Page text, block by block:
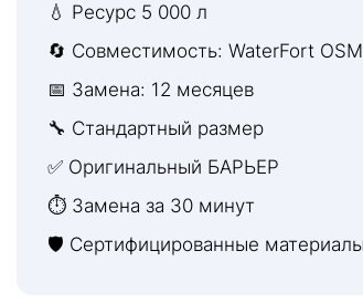
💧 Ресурс 5 000 л
🔄 Совместимость: WaterFort
📅 Замена: 12 месяцев
🔧 Стандартный размер
✅ Оригинальный БАРЬЕР
⏱ Замена за 30 минут
🛡 Сертифицированные материалы